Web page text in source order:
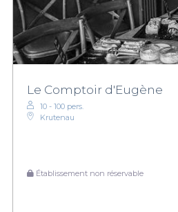
Le Comptoir d'Eugène
10 - 100 pers.
Krutenau
Établissement non réservable